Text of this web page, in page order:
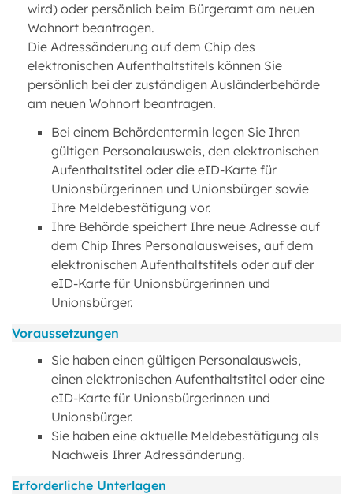
wird) oder persönlich beim Bürgeramt am neuen
Wohnort beantragen.
Die Adressänderung auf dem Chip des
elektronischen Aufenthaltstitels können Sie
persönlich bei der zuständigen Ausländerbehörde
am neuen Wohnort beantragen.
Bei einem Behördentermin legen Sie Ihren
gültigen Personalausweis, den elektronischen
Aufenthaltstitel oder die eID-Karte für
Unionsbürgerinnen und Unionsbürger sowie
Ihre Meldebestätigung vor.
Ihre Behörde speichert Ihre neue Adresse auf
dem Chip Ihres Personalausweises, auf dem
elektronischen Aufenthaltstitels oder auf der
eID-Karte für Unionsbürgerinnen und
Unionsbürger.
Voraussetzungen
Sie haben einen gültigen Personalausweis,
einen elektronischen Aufenthaltstitel oder eine
eID-Karte für Unionsbürgerinnen und
Unionsbürger.
Sie haben eine aktuelle Meldebestätigung als
Nachweis Ihrer Adressänderung.
Erforderliche Unterlagen